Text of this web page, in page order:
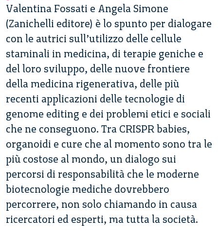
Valentina Fossati e Angela Simone
(Zanichelli editore) è lo spunto per dialogare
con le autrici sull’utilizzo delle cellule
staminali in medicina, di terapie geniche e
del loro sviluppo, delle nuove frontiere
della medicina rigenerativa, delle più
recenti applicazioni delle tecnologie di
genome editing e dei problemi etici e sociali
che ne conseguono. Tra CRISPR babies,
organoidi e cure che al momento sono tra le
più costose al mondo, un dialogo sui
percorsi di responsabilità che le moderne
biotecnologie mediche dovrebbero
percorrere, non solo chiamando in causa
ricercatori ed esperti, ma tutta la società.